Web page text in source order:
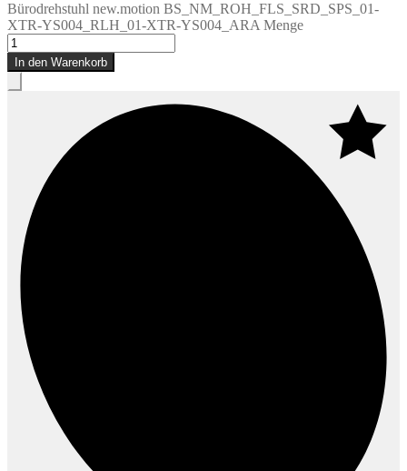
Bürodrehstuhl new.motion BS_NM_ROH_FLS_SRD_SPS_01-
XTR-YS004_RLH_01-XTR-YS004_ARA Menge
In den Warenkorb